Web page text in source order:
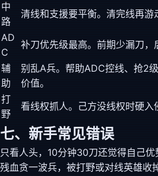
中
路
清线和支援要平衡。清完线再游
AD
C
补刀优先级最高。前期少漏刀，
辅
助
别乱A兵。帮助ADC控线、抢2
价值。
打
野
看线权抓人。己方没线权时硬入
七、新手常见错误
只看人头，10分钟30刀还觉得自己优
残血贪一波兵，被打野或对线英雄收掉